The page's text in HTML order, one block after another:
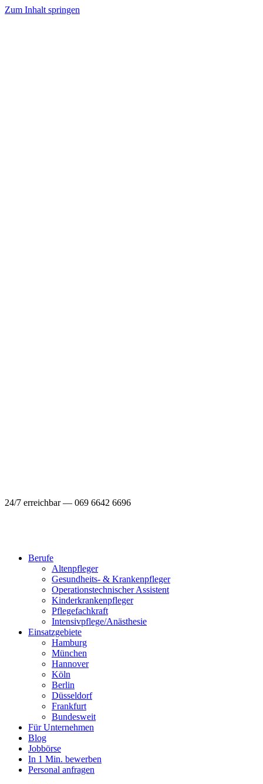
Zum Inhalt springen
24/7 erreichbar — 069 6642 6696
Berufe
Altenpfleger
Gesundheits- & Krankenpfleger
Operationstechnischer Assistent
Kinderkrankenpfleger
Pflegefachkraft
Intensivpflege/Anästhesie
Einsatzgebiete
Hamburg
München
Hannover
Köln
Berlin
Düsseldorf
Frankfurt
Bundesweit
Für Unternehmen
Blog
Jobbörse
In 1 Min. bewerben
Personal anfragen